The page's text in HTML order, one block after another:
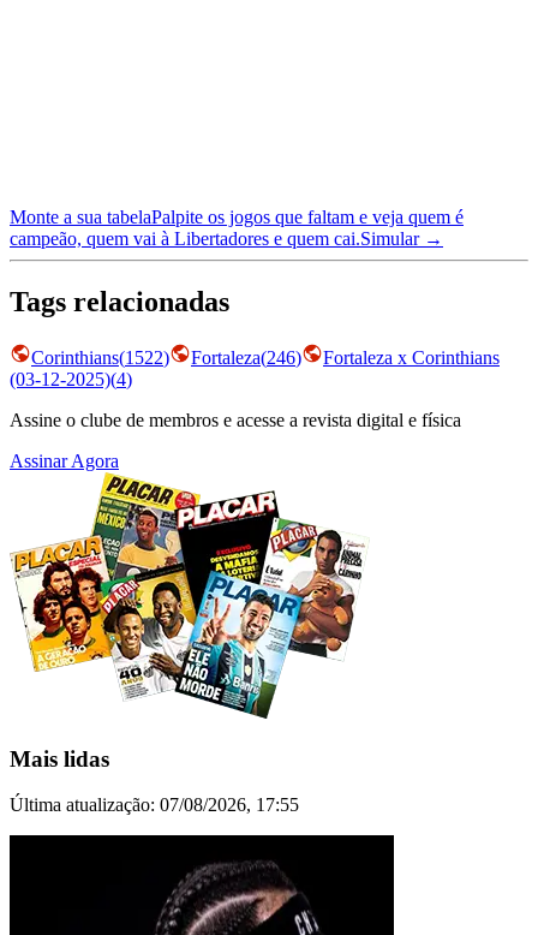
Monte a sua tabelaPalpite os jogos que faltam e veja quem é
campeão, quem vai à Libertadores e quem cai.Simular →
Tags relacionadas
Corinthians(1522) Fortaleza(246)
Fortaleza x Corinthians
(03-12-2025)(4)
Assine o clube de membros e acesse a revista digital e física
Assinar Agora
Mais lidas
Última atualização: 07/08/2026, 17:55